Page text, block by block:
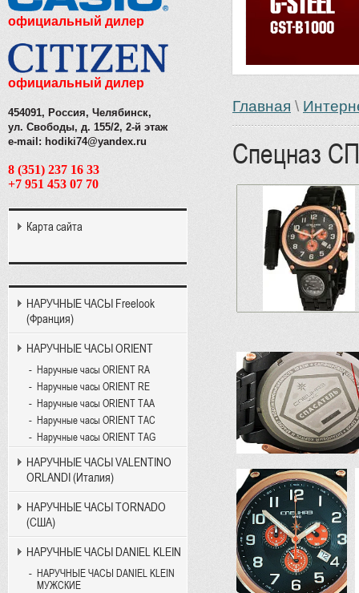
Главная \
Спецназ
официальный дилер
официальный дилер
454091, Россия, Челябинск,
ул. Свободы, д. 155/2, 2-й этаж
e-mail: hodiki74@yandex.ru
8 (351) 237 16 33
+7 951 453 07 70
Карта сайта
НАРУЧНЫЕ ЧАСЫ Freelook
(Франция)
НАРУЧНЫЕ ЧАСЫ ORIENT
Наручные часы ORIENT RA
Наручные часы ORIENT RE
Наручные часы ORIENT TAA
Наручные часы ORIENT TAC
Наручные часы ORIENT TAG
НАРУЧНЫЕ ЧАСЫ VALENTINO
ORLANDI (Италия)
НАРУЧНЫЕ ЧАСЫ TORNADO
(США)
НАРУЧНЫЕ ЧАСЫ DANIEL KLEIN
НАРУЧНЫЕ ЧАСЫ DANIEL KLEIN
МУЖСКИЕ